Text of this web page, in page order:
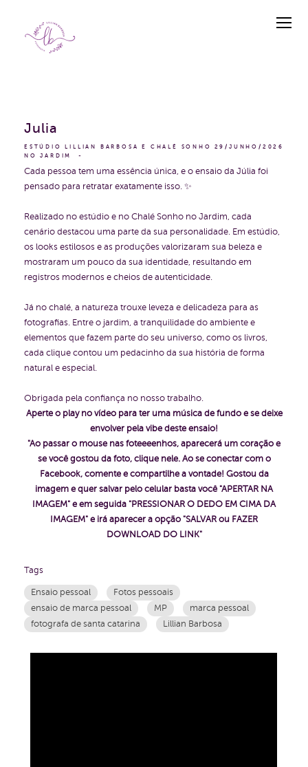
ESTÚDIO LILLIAN BARBOSA E CHALÉ SONHO
NO JARDIM
29/JUNHO/2026
Julia
Cada pessoa tem uma essência única, e o ensaio da Júlia foi
pensado para retratar exatamente isso. ✨
Realizado no estúdio e no Chalé Sonho no Jardim, cada
cenário destacou uma parte da sua personalidade. Em estúdio,
os looks estilosos e as produções valorizaram sua beleza e
mostraram um pouco da sua identidade, resultando em
registros modernos e cheios de autenticidade.
Já no chalé, a natureza trouxe leveza e delicadeza para as
fotografias. Entre o jardim, a tranquilidade do ambiente e
elementos que fazem parte do seu universo, como os livros,
cada clique contou um pedacinho da sua história de forma
natural e especial.
Obrigada pela confiança no nosso trabalho.
Aperte o play no vídeo para ter uma música de fundo e se deixe
envolver pela vibe deste ensaio!
"Ao passar o mouse nas foteeeenhos, aparecerá um coração e
se você gostou da foto, clique nele. Ao se conectar com o
Facebook, comente e compartilhe a vontade! Gostou da
imagem e quer salvar pelo celular basta você "APERTAR NA
IMAGEM" e em seguida "PRESSIONAR O DEDO EM CIMA DA
IMAGEM" e irá aparecer a opção "SALVAR ou FAZER
DOWNLOAD DO LINK"
Tags
Ensaio pessoal
Fotos pessoais
ensaio de marca pessoal
MP
marca pessoal
fotografa de santa catarina
Lillian Barbosa